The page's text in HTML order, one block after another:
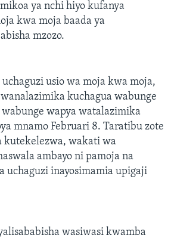
ya nchi hiyo kufanya
kwa moja baada ya
mzozo.
usio wa moja kwa moja,
kuchagua wabunge
wabunge wapya watalazimika
mnamo Februari 8. Taratibu zote
wakati wa
ambayo ni pamoja na
uchaguzi inayosimamia upigaji
wasiwasi kwamba